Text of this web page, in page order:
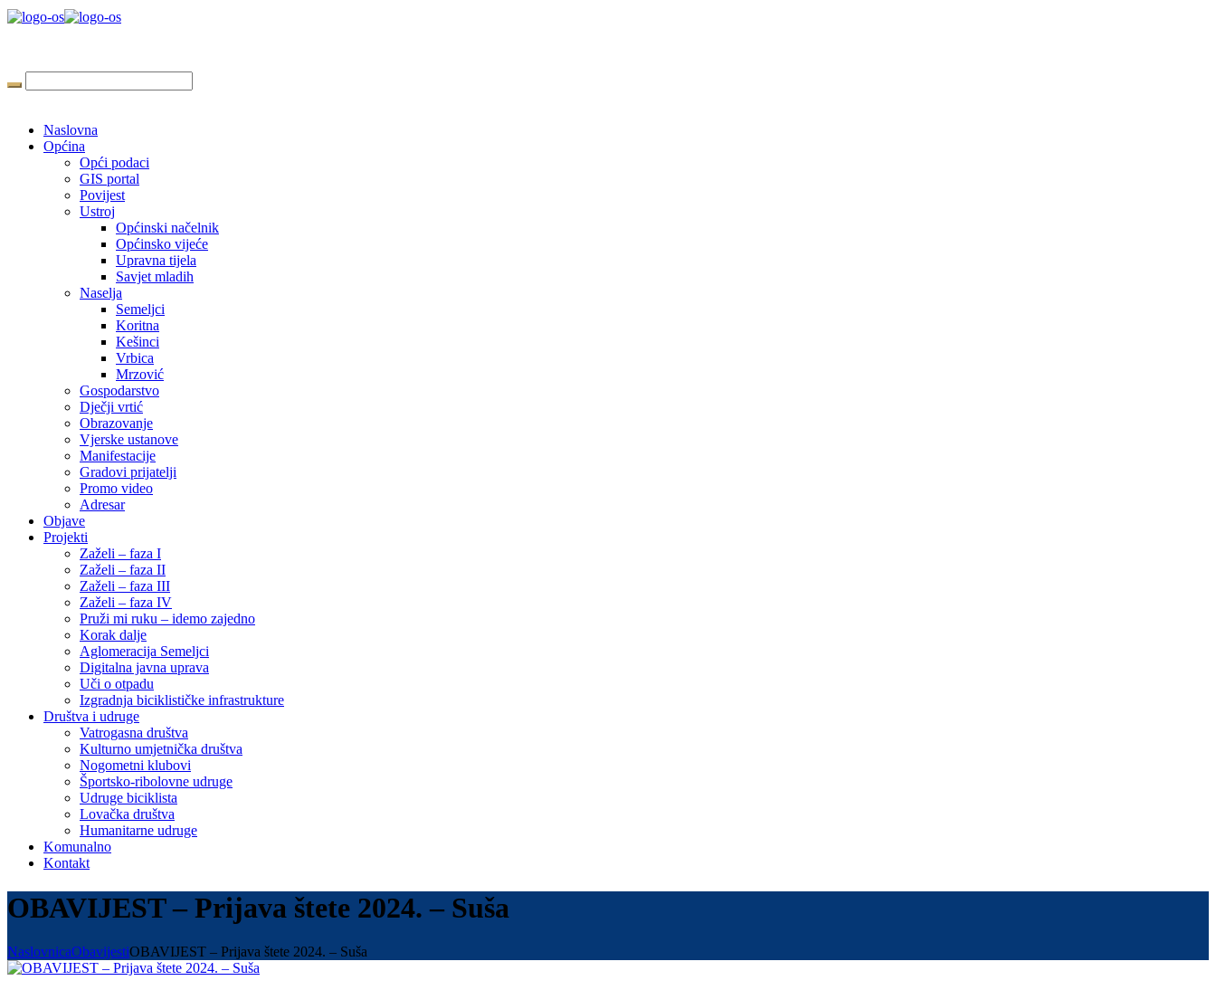
Naslovna
Općina
Opći podaci
GIS portal
Povijest
Ustroj
Općinski načelnik
Općinsko vijeće
Upravna tijela
Savjet mladih
Naselja
Semeljci
Koritna
Kešinci
Vrbica
Mrzović
Gospodarstvo
Dječji vrtić
Obrazovanje
Vjerske ustanove
Manifestacije
Gradovi prijatelji
Promo video
Adresar
Objave
Projekti
Zaželi – faza I
Zaželi – faza II
Zaželi – faza III
Zaželi – faza IV
Pruži mi ruku – idemo zajedno
Korak dalje
Aglomeracija Semeljci
Digitalna javna uprava
Uči o otpadu
Izgradnja biciklističke infrastrukture
Društva i udruge
Vatrogasna društva
Kulturno umjetnička društva
Nogometni klubovi
Športsko-ribolovne udruge
Udruge biciklista
Lovačka društva
Humanitarne udruge
Komunalno
Kontakt
OBAVIJEST – Prijava štete 2024. – Suša
NaslovnicaObavijestiOBAVIJEST – Prijava štete 2024. – Suša